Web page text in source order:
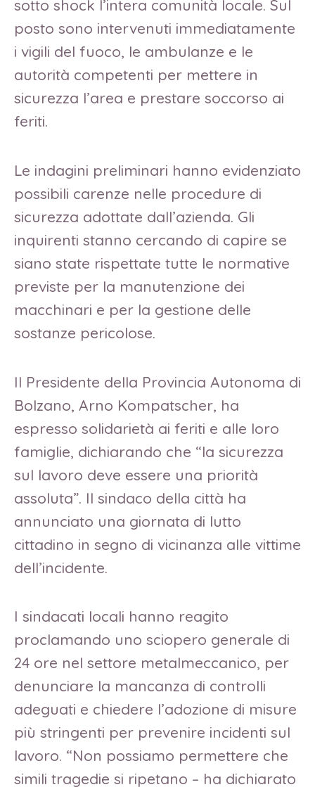
sotto shock l’intera comunità locale. Sul
posto sono intervenuti immediatamente
i vigili del fuoco, le ambulanze e le
autorità competenti per mettere in
sicurezza l’area e prestare soccorso ai
feriti.
Le indagini preliminari hanno evidenziato
possibili carenze nelle procedure di
sicurezza adottate dall’azienda. Gli
inquirenti stanno cercando di capire se
siano state rispettate tutte le normative
previste per la manutenzione dei
macchinari e per la gestione delle
sostanze pericolose.
Il Presidente della Provincia Autonoma di
Bolzano, Arno Kompatscher, ha
espresso solidarietà ai feriti e alle loro
famiglie, dichiarando che “la sicurezza
sul lavoro deve essere una priorità
assoluta”. Il sindaco della città ha
annunciato una giornata di lutto
cittadino in segno di vicinanza alle vittime
dell’incidente.
I sindacati locali hanno reagito
proclamando uno sciopero generale di
24 ore nel settore metalmeccanico, per
denunciare la mancanza di controlli
adeguati e chiedere l’adozione di misure
più stringenti per prevenire incidenti sul
lavoro. “Non possiamo permettere che
simili tragedie si ripetano – ha dichiarato